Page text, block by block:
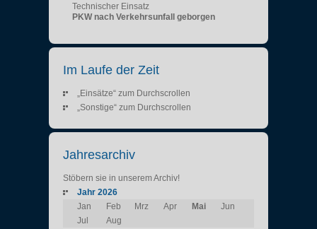
Technischer Einsatz
PKW nach Verkehrsunfall geborgen
Im Laufe der Zeit
„Einsätze“ zum Durchscrollen
„Sonstige“ zum Durchscrollen
Jahresarchiv
Stöbern sie in unserem Archiv!
Jahr 2026
Jan
Feb Mrz Apr Mai
Jun
Jul
Aug